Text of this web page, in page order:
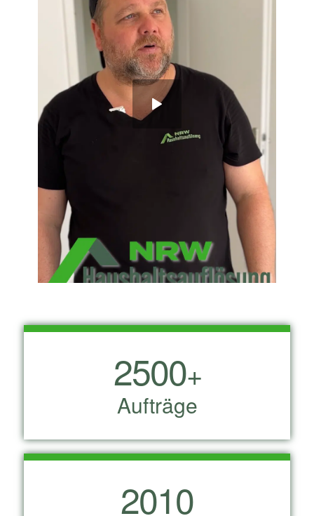
2500+
Aufträge
2010